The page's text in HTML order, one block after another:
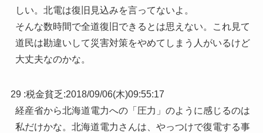
しい。北電は復旧見込みを言ってないよ。
そんな数時間で全道復旧できるとは思えない。これ見て
道民は勘違いして災害対策をやめてしまう人がいるけど
大丈夫なのかな。
29 :税金貧乏 :2018/09/06(木)09:55:17
経産省から北海道電力への「圧力」のように感じるのは
私だけかな。北海道電力さんは、やっつけで復電する事